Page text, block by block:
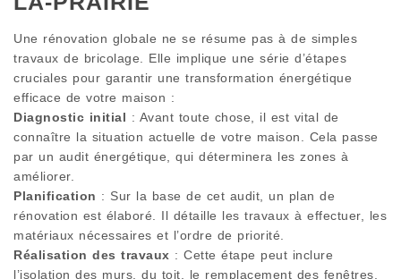
Une rénovation globale ne se résume pas à de simples
travaux de bricolage. Elle implique une série d’étapes
cruciales pour garantir une transformation énergétique
efficace de votre maison :
Diagnostic initial : Avant toute chose, il est vital de
connaître la situation actuelle de votre maison. Cela passe
par un audit énergétique, qui déterminera les zones à
améliorer.
Planification : Sur la base de cet audit, un plan de
rénovation est élaboré. Il détaille les travaux à effectuer, les
matériaux nécessaires et l’ordre de priorité.
Réalisation des travaux : Cette étape peut inclure
l’isolation des murs, du toit, le remplacement des fenêtres,